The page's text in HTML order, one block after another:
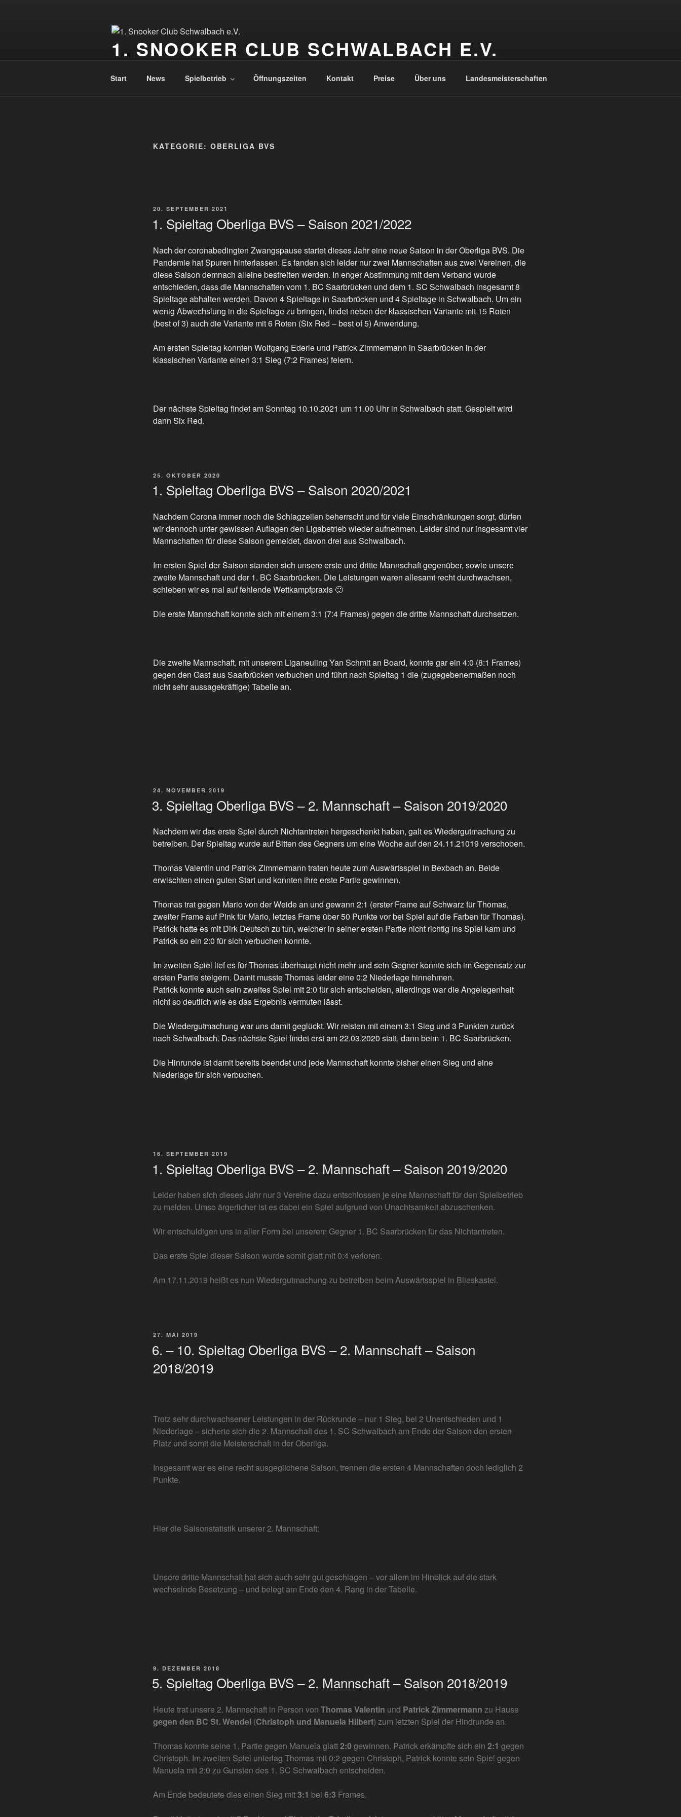
1. SNOOKER CLUB SCHWALBACH E.V.
Start News Spielbetrieb Öffnungszeiten Kontakt Preise Über uns Landesmeisterschaften
KATEGORIE: OBERLIGA BVS
VERÖFFENTLICHT
20. SEPTEMBER 2021
1. Spieltag Oberliga BVS – Saison 2021/2022
Nach der coronabedingten Zwangspause startet dieses Jahr eine neue Saison in der Oberliga BVS. Die
Pandemie hat Spuren hinterlassen. Es fanden sich leider nur zwei Mannschaften aus zwei Vereinen, die
diese Saison demnach alleine bestreiten werden. In enger Abstimmung mit dem Verband wurde
entschieden, dass die Mannschaften vom 1. BC Saarbrücken und dem 1. SC Schwalbach insgesamt 8
Spieltage abhalten werden. Davon 4 Spieltage in Saarbrücken und 4 Spieltage in Schwalbach. Um ein
wenig Abwechslung in die Spieltage zu bringen, findet neben der klassischen Variante mit 15 Roten
(best of 3) auch die Variante mit 6 Roten (Six Red – best of 5) Anwendung.
Am ersten Spieltag konnten Wolfgang Ederle und Patrick Zimmermann in Saarbrücken in der
klassischen Variante einen 3:1 Sieg (7:2 Frames) feiern.
Der nächste Spieltag findet am Sonntag 10.10.2021 um 11.00 Uhr in Schwalbach statt. Gespielt wird
dann Six Red.
VERÖFFENTLICHT
25. OKTOBER 2020
1. Spieltag Oberliga BVS – Saison 2020/2021
Nachdem Corona immer noch die Schlagzeilen beherrscht und für viele Einschränkungen sorgt, dürfen
wir dennoch unter gewissen Auflagen den Ligabetrieb wieder aufnehmen. Leider sind nur insgesamt vier
Mannschaften für diese Saison gemeldet, davon drei aus Schwalbach.
Im ersten Spiel der Saison standen sich unsere erste und dritte Mannschaft gegenüber, sowie unsere
zweite Mannschaft und der 1. BC Saarbrücken. Die Leistungen waren allesamt recht durchwachsen,
schieben wir es mal auf fehlende Wettkampfpraxis 🙂
Die erste Mannschaft konnte sich mit einem 3:1 (7:4 Frames) gegen die dritte Mannschaft durchsetzen.
Die zweite Mannschaft, mit unserem Liganeuling Yan Schmit an Board, konnte gar ein 4:0 (8:1 Frames)
gegen den Gast aus Saarbrücken verbuchen und führt nach Spieltag 1 die (zugegebenermaßen noch
nicht sehr aussagekräftige) Tabelle an.
VERÖFFENTLICHT
24. NOVEMBER 2019
3. Spieltag Oberliga BVS – 2. Mannschaft – Saison 2019/2020
Nachdem wir das erste Spiel durch Nichtantreten hergeschenkt haben, galt es Wiedergutmachung zu
betreiben. Der Spieltag wurde auf Bitten des Gegners um eine Woche auf den 24.11.21019 verschoben.
Thomas Valentin und Patrick Zimmermann traten heute zum Auswärtsspiel in Bexbach an. Beide
erwischten einen guten Start und konnten ihre erste Partie gewinnen.
Thomas trat gegen Mario von der Weide an und gewann 2:1 (erster Frame auf Schwarz für Thomas,
zweiter Frame auf Pink für Mario, letztes Frame über 50 Punkte vor bei Spiel auf die Farben für Thomas).
Patrick hatte es mit Dirk Deutsch zu tun, welcher in seiner ersten Partie nicht richtig ins Spiel kam und
Patrick so ein 2:0 für sich verbuchen konnte.
Im zweiten Spiel lief es für Thomas überhaupt nicht mehr und sein Gegner konnte sich im Gegensatz zur
ersten Partie steigern. Damit musste Thomas leider eine 0:2 Niederlage hinnehmen.
Patrick konnte auch sein zweites Spiel mit 2:0 für sich entscheiden, allerdings war die Angelegenheit
nicht so deutlich wie es das Ergebnis vermuten lässt.
Die Wiedergutmachung war uns damit geglückt. Wir reisten mit einem 3:1 Sieg und 3 Punkten zurück
nach Schwalbach. Das nächste Spiel findet erst am 22.03.2020 statt, dann beim 1. BC Saarbrücken.
Die Hinrunde ist damit bereits beendet und jede Mannschaft konnte bisher einen Sieg und eine
Niederlage für sich verbuchen.
VERÖFFENTLICHT
16. SEPTEMBER 2019
1. Spieltag Oberliga BVS – 2. Mannschaft – Saison 2019/2020
Leider haben sich dieses Jahr nur 3 Vereine dazu entschlossen je eine Mannschaft für den Spielbetrieb
zu melden. Umso ärgerlicher ist es dabei ein Spiel aufgrund von Unachtsamkeit abzuschenken.
Wir entschuldigen uns in aller Form bei unserem Gegner 1. BC Saarbrücken für das Nichtantreten.
Das erste Spiel dieser Saison wurde somit glatt mit 0:4 verloren.
Am 17.11.2019 heißt es nun Wiedergutmachung zu betreiben beim Auswärtsspiel in Blieskastel.
VERÖFFENTLICHT
27. MAI 2019
6. – 10. Spieltag Oberliga BVS – 2. Mannschaft – Saison
2018/2019
Trotz sehr durchwachsener Leistungen in der Rückrunde – nur 1 Sieg, bei 2 Unentschieden und 1
Niederlage – sicherte sich die 2. Mannschaft des 1. SC Schwalbach am Ende der Saison den ersten
Platz und somit die Meisterschaft in der Oberliga.
Insgesamt war es eine recht ausgeglichene Saison, trennen die ersten 4 Mannschaften doch lediglich 2
Punkte.
Hier die Saisonstatistik unserer 2. Mannschaft:
Unsere dritte Mannschaft hat sich auch sehr gut geschlagen – vor allem im Hinblick auf die stark
wechselnde Besetzung – und belegt am Ende den 4. Rang in der Tabelle.
VERÖFFENTLICHT
9. DEZEMBER 2018
5. Spieltag Oberliga BVS – 2. Mannschaft – Saison 2018/2019
Heute trat unsere 2. Mannschaft in Person von Thomas Valentin und Patrick Zimmermann zu Hause
gegen den BC St. Wendel (Christoph und Manuela Hilbert) zum letzten Spiel der Hindrunde an.
Thomas konnte seine 1. Partie gegen Manuela glatt2:0 gewinnen. Patrick erkämpfte sich ein 2:1 gegen
Christoph. Im zweiten Spiel unterlag Thomas mit 0:2 gegen Christoph, Patrick konnte sein Spiel gegen
Manuela mit 2:0 zu Gunsten des 1. SC Schwalbach entscheiden.
Am Ende bedeutete dies einen Sieg mit3:1 bei 6:3 Frames.